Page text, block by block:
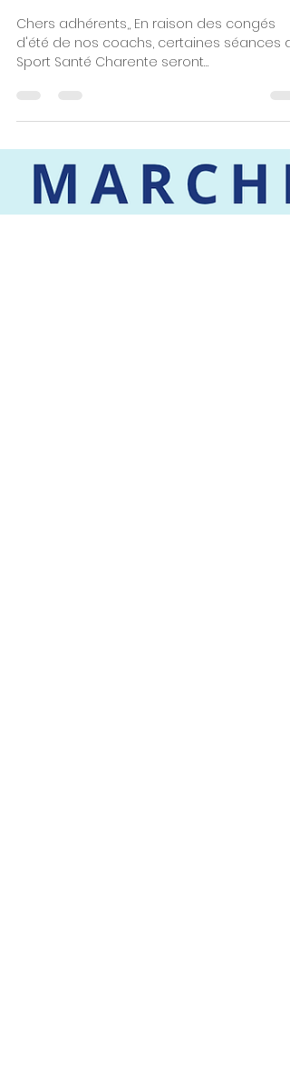
Organisation planning d'été :
Fermetures et ouvertures
Chers adhérents,, En raison des congés
Sport Santé Charente seront
temporairement suspendues. Voici les
informations par secteur : Secteur Les
Glamots : La balnéo et les cours seront
fermés du 24 juillet au 16 août 2026 inclus.